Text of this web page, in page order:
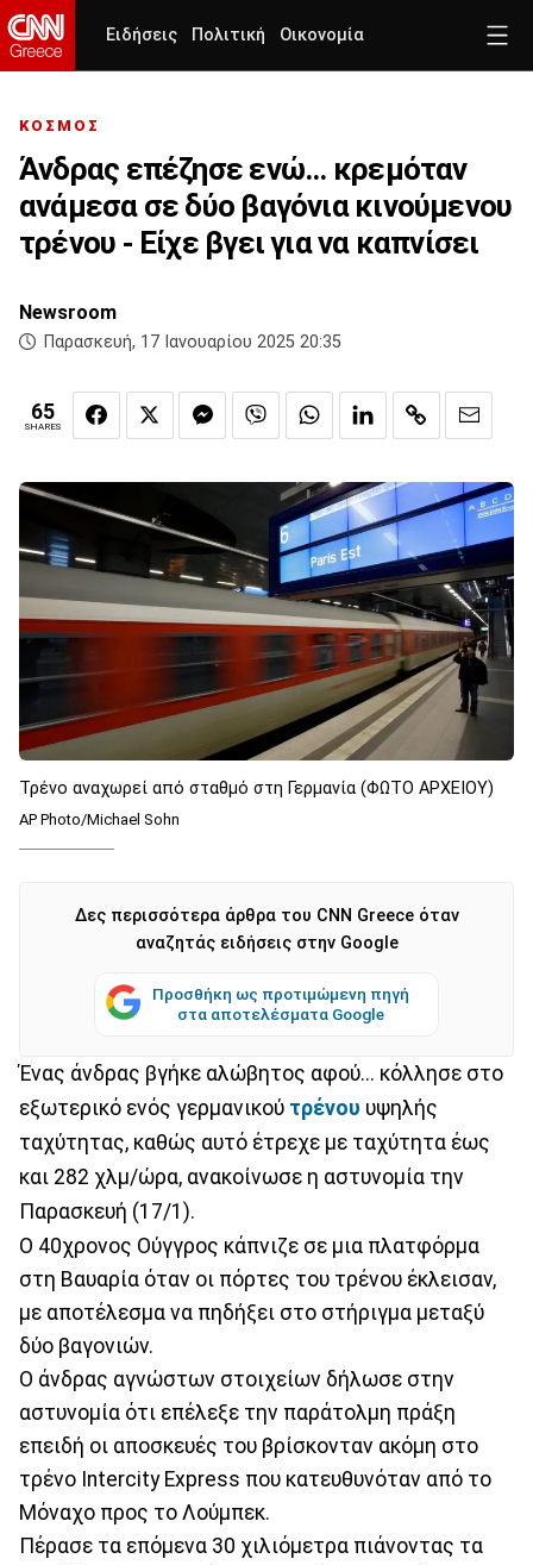
Ειδήσεις Πολιτική Οικονομία
ΚΟΣΜΟΣ
Άνδρας επέζησε ενώ... κρεμόταν
ανάμεσα σε δύο βαγόνια κινούμενου
τρένου - Είχε βγει για να καπνίσει
Newsroom
Παρασκευή, 17 Ιανουαρίου 2025 20:35
65
SHARES
Τρένο αναχωρεί από σταθμό στη Γερμανία (ΦΩΤΟ ΑΡΧΕΙΟΥ)
AP Photo/Michael Sohn
Δες περισσότερα άρθρα του CNN Greece όταν
αναζητάς ειδήσεις στην Google
Προσθήκη ως προτιμώμενη πηγή
στα αποτελέσματα Google
Ένας άνδρας βγήκε αλώβητος αφού... κόλλησε στο
εξωτερικό ενός γερμανικού τρένου υψηλής
ταχύτητας, καθώς αυτό έτρεχε με ταχύτητα έως
και 282 χλμ/ώρα, ανακοίνωσε η αστυνομία την
Παρασκευή (17/1).
Ο 40χρονος Ούγγρος κάπνιζε σε μια πλατφόρμα
στη Βαυαρία όταν οι πόρτες του τρένου έκλεισαν,
με αποτέλεσμα να πηδήξει στο στήριγμα μεταξύ
δύο βαγονιών.
Ο άνδρας αγνώστων στοιχείων δήλωσε στην
αστυνομία ότι επέλεξε την παράτολμη πράξη
επειδή οι αποσκευές του βρίσκονταν ακόμη στο
τρένο Intercity Express που κατευθυνόταν από το
Μόναχο προς το Λούμπεκ.
Πέρασε τα επόμενα 30 χιλιόμετρα πιάνοντας τα